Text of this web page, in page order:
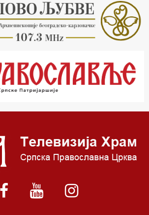
и трибине
и трибине
подкаст
емитујемо на сваки пун сат